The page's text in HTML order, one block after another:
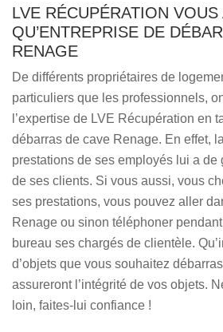
LVE RÉCUPÉRATION
QU’ENTREPRISE DE
RENAGE
De différents propriétaires de
particuliers que les professionnels,
l’expertise de LVE Récupération en
débarras de cave Renage. En effet,
prestations de ses employés lui a de
de ses clients. Si vous aussi, vous
ses prestations, vous pouvez aller
Renage ou sinon téléphoner
bureau ses chargés de clientèle.
d’objets que vous souhaitez
assureront l’intégrité de vos objets.
loin, faites-lui confiance !